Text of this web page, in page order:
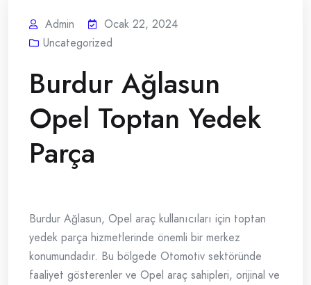
Admin
Ocak 22, 2024
Uncategorized
Burdur Ağlasun
Opel Toptan Yedek
Parça
Burdur Ağlasun, Opel araç kullanıcıları için toptan
yedek parça hizmetlerinde önemli bir merkez
konumundadır. Bu bölgede Otomotiv sektöründe
faaliyet gösterenler ve Opel araç sahipleri, orijinal ve